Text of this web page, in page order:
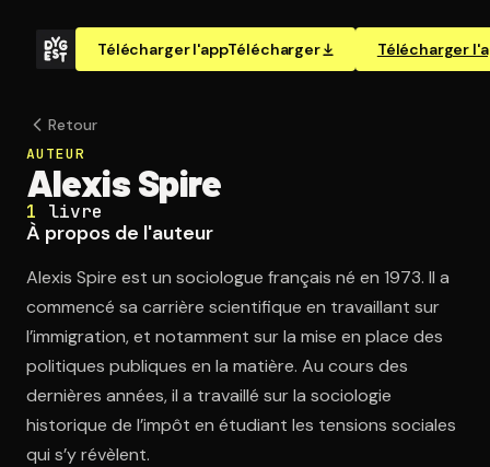
Télécharger l'appTélécharger Télécharger
Retour
AUTEUR
Alexis Spire
1 livre
À propos de l'auteur
Alexis Spire est un sociologue français né en 1973. Il a
commencé sa carrière scientifique en travaillant sur
l’immigration, et notamment sur la mise en place des
politiques publiques en la matière. Au cours des
dernières années, il a travaillé sur la sociologie
historique de l’impôt en étudiant les tensions sociales
qui s’y révèlent.